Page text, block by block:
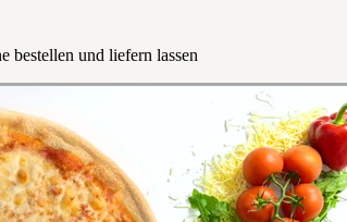
bestellen und liefern lassen